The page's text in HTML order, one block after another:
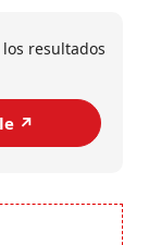
resultados
↗️